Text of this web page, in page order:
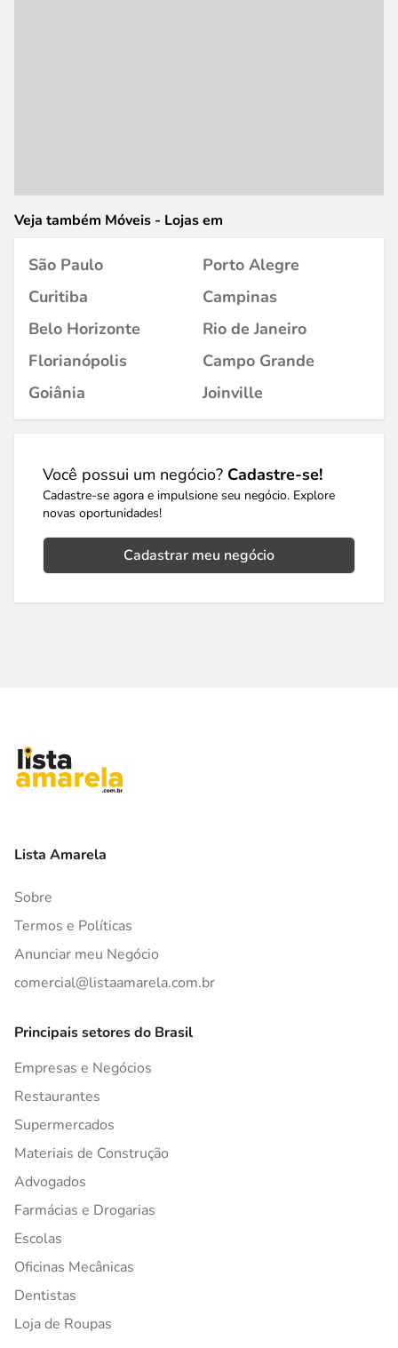
Veja também Móveis - Lojas em
São Paulo
Porto Alegre
Curitiba
Campinas
Belo Horizonte
Rio de Janeiro
Florianópolis
Campo Grande
Goiânia
Joinville
Você possui um negócio? Cadastre-se!
Cadastre-se agora e impulsione seu negócio. Explore
novas oportunidades!
Cadastrar meu negócio
Lista Amarela
Sobre
Termos e Políticas
Anunciar meu Negócio
comercial@listaamarela.com.br
Principais setores do Brasil
Empresas e Negócios
Restaurantes
Supermercados
Materiais de Construção
Advogados
Farmácias e Drogarias
Escolas
Oficinas Mecânicas
Dentistas
Loja de Roupas